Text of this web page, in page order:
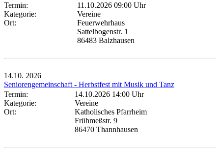
Termin:
11.10.2026 09:00 Uhr
Kategorie:
Vereine
Ort:
Feuerwehrhaus
Sattelbogenstr. 1
86483 Balzhausen
14.10. 2026
Seniorengemeinschaft - Herbstfest mit Musik und Tanz
Termin:
14.10.2026 14:00 Uhr
Kategorie:
Vereine
Ort:
Katholisches Pfarrheim
Frühmeßstr. 9
86470 Thannhausen